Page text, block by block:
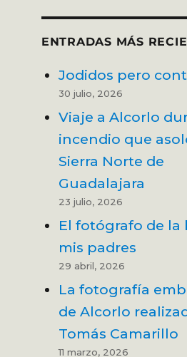
ENTRADAS MÁS
Jodidos pero
30 julio, 2026
Viaje a Alcorlo
incendio que
Sierra Norte de
Guadalajara
23 julio, 2026
El fotógrafo de la
mis padres
29 abril, 2026
La fotografía
de Alcorlo
Tomás Camarillo
11 marzo, 2026